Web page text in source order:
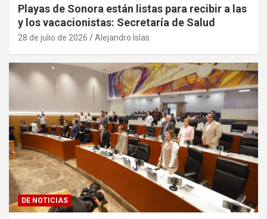
Playas de Sonora están listas para recibir a las
y los vacacionistas: Secretaría de Salud
28 de julio de 2026 Alejandro Islas
DE NOTICIAS